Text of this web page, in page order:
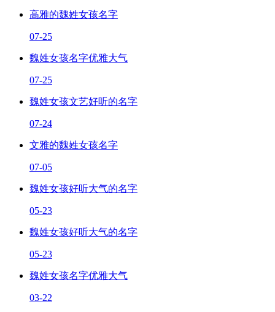
高雅的魏姓女孩名字
07-25
魏姓女孩名字优雅大气
07-25
魏姓女孩文艺好听的名字
07-24
文雅的魏姓女孩名字
07-05
魏姓女孩好听大气的名字
05-23
魏姓女孩好听大气的名字
05-23
魏姓女孩名字优雅大气
03-22